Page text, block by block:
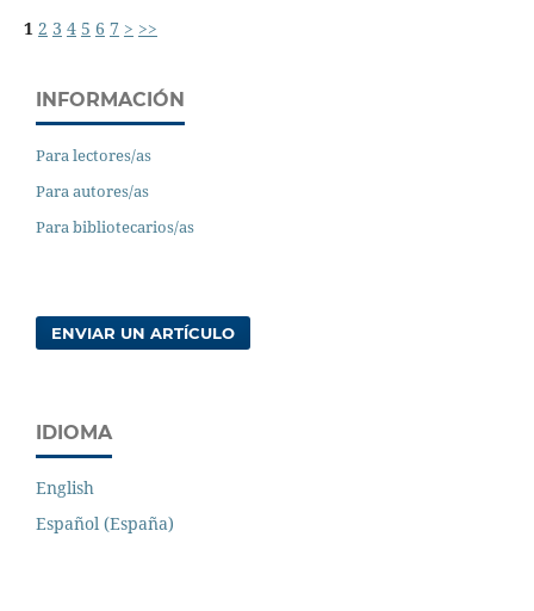
1 2 3 4 5 6 7 > >>
INFORMACIÓN
Para lectores/as
Para autores/as
Para bibliotecarios/as
ENVIAR UN ARTÍCULO
IDIOMA
English
Español (España)